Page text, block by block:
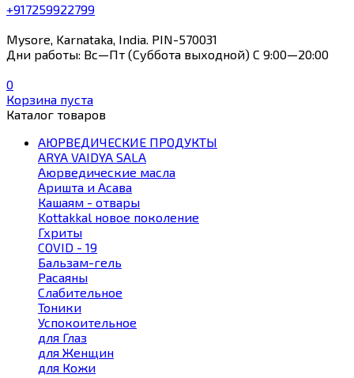
+917259922799
Mysore, Karnataka, India. PIN-570031
Дни работы: Вс—Пт (Суббота выходной) С 9:00—20:00
0
Корзина пуста
Каталог товаров
АЮРВЕДИЧЕСКИЕ ПРОДУКТЫ
ARYA VAIDYA SALA
Аюрведические масла
Аришта и Асава
Кашаям - отвары
Kottakkal новое поколение
Гхриты
COVID - 19
Бальзам-гель
Расаяны
Слабительное
Тоники
Успокоительное
для Глаз
для Женщин
для Кожи